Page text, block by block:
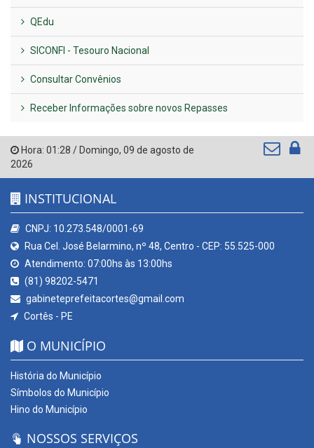
QEdu
SICONFI - Tesouro Nacional
Consultar Convênios
Receber Informações sobre novos Repasses
Hora: 01:28 / Domingo, 09 de agosto de
2026
INSTITUCIONAL
CNPJ: 10.273.548/0001-69
Rua Cel. José Belarmino, nº 48, Centro - CEP: 55.525-000
Atendimento: 07:00hs às 13:00hs
(81) 98202-5471
gabineteprefeitacortes@gmail.com
Cortês - PE
O MUNICÍPIO
História do Município
Símbolos do Município
Hino do Município
NOSSOS SERVIÇOS